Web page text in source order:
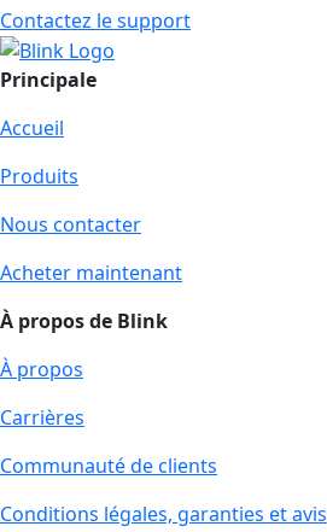
Contactez le support
Principale
Accueil
Produits
Nous contacter
Acheter maintenant
À propos de Blink
À propos
Carrières
Communauté de clients
Conditions légales, garanties et avis